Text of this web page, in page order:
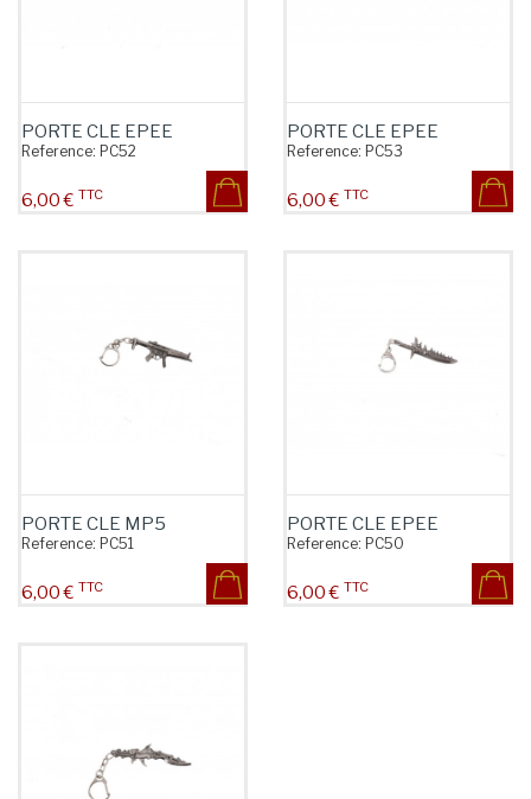
PORTE CLE EPEE
Reference: PC52
Prix
6,00 € TTC
PORTE CLE EPEE
Reference: PC53
Prix
6,00 € TTC
PORTE CLE MP5
Reference: PC51
Prix
6,00 € TTC
PORTE CLE EPEE
Reference: PC50
Prix
6,00 € TTC